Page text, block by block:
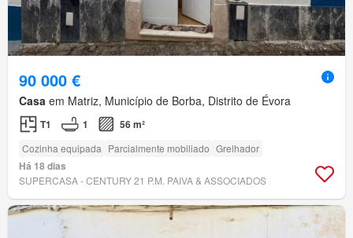
90 000 €
Casa em Matriz, Município de Borba, Distrito de Évora
T1 1 56 m²
Cozinha equipada Parcialmente mobiliado Grelhador
Há 18 dias
SUPERCASA - CENTURY 21 P.M. PAIVA & ASSOCIADOS